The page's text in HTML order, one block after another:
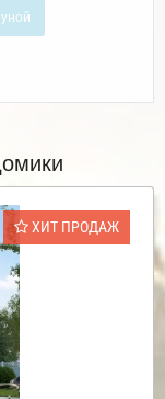
ХИТ ПРОДАЖ